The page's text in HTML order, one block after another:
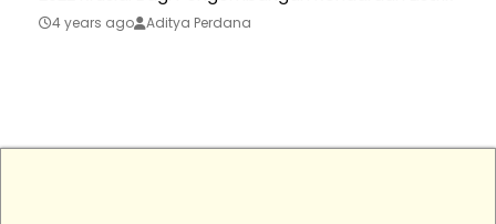
4 years ago Aditya Perdana